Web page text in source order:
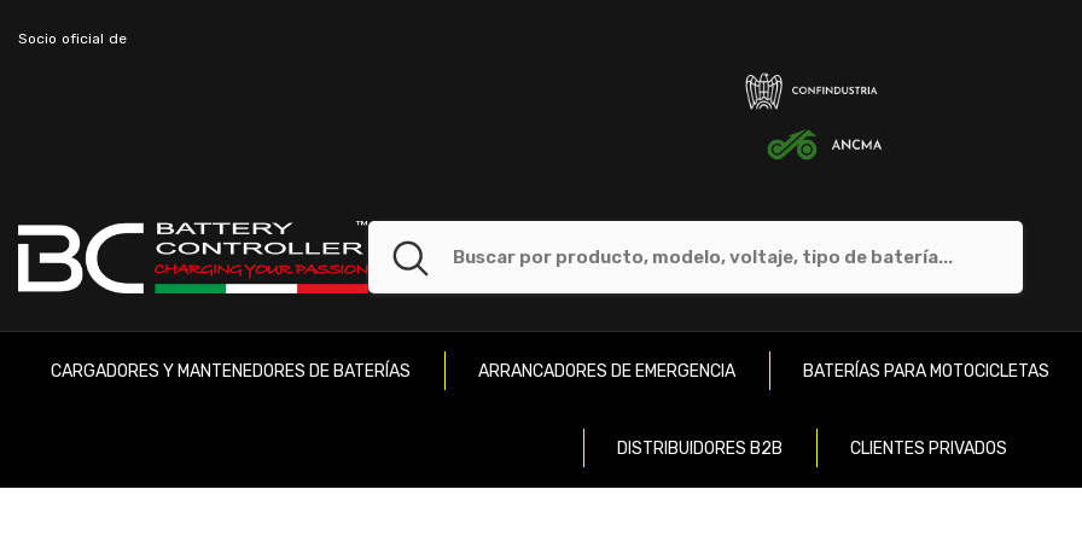
Socio oficial de
CARGADORES Y MANTENEDORES DE BATERÍAS ARRANCADORES DE EMERGENCIA BATERÍAS PARA MOTOCICLETAS
DISTRIBUIDORES B2B CLIENTES PRIVADOS